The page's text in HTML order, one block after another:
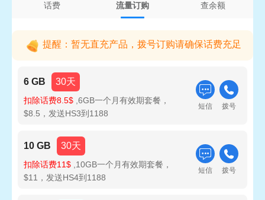
话费 流量订购 查余额
提醒：暂无直充产品，拨号订购请确保话费充足
6 GB 30天
扣除话费8.5$ ,6GB一个月有效期套餐，
$8.5，发送HS3到1188
短信 拨号
10 GB 30天
扣除话费11$ ,10GB一个月有效期套餐，
$11，发送HS4到1188
短信 拨号